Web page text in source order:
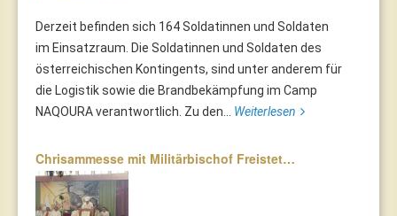
Derzeit befinden sich 164 Soldatinnen und Soldaten
im Einsatzraum. Die Soldatinnen und Soldaten des
österreichischen Kontingents, sind unter anderem für
die Logistik sowie die Brandbekämpfung im Camp
NAQOURA verantwortlich. Zu den... Weiterlesen
Chrisammesse mit Militärbischof Freistet…